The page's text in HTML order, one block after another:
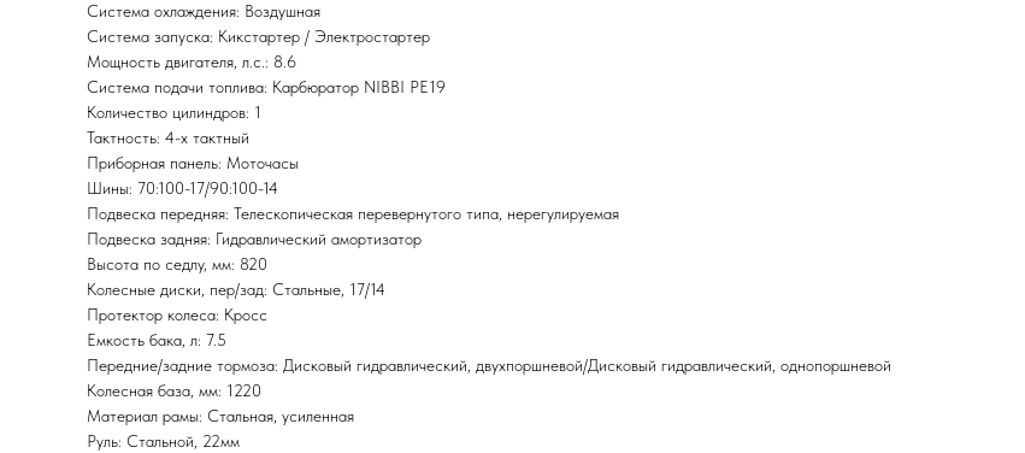
Система охлаждения: Воздушная
Система запуска: Кикстартер / Электростартер
Мощность двигателя, л.с.: 8.6
Система подачи топлива: Карбюратор NIBBI PE19
Количество цилиндров: 1
Тактность: 4-x тактный
Приборная панель: Моточасы
Шины: 70:100-17/90:100-14
Подвеска передняя: Телескопическая перевернутого типа, нерегулируемая
Подвеска задняя: Гидравлический амортизатор
Высота по седлу, мм: 820
Колесные диски, пер/зад: Стальные, 17/14
Протектор колеса: Кросс
Емкость бака, л: 7.5
Передние/задние тормоза: Дисковый гидравлический, двухпоршневой/Дисковый гидравлический, однопоршневой
Колесная база, мм: 1220
Материал рамы: Стальная, усиленная
Руль: Стальной, 22мм